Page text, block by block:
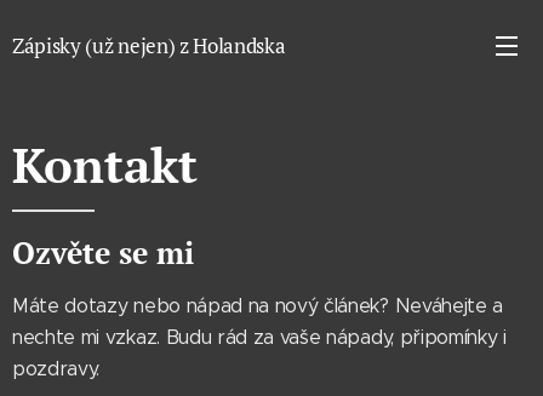
Zápisky (už nejen) z Holandska
Kontakt
Ozvěte se mi
Máte dotazy nebo nápad na nový článek? Neváhejte a
nechte mi vzkaz. Budu rád za vaše nápady, připomínky i
pozdravy.